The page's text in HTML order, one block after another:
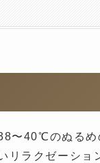
〜40℃のぬるめ
リラクゼーショ